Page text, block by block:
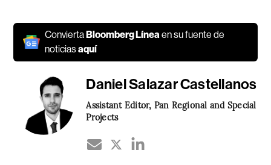
ConviertaBloomberg Línea en su fuente de
noticiasaquí
Daniel Salazar Castellanos
Assistant Editor, Pan Regional and Special
Projects